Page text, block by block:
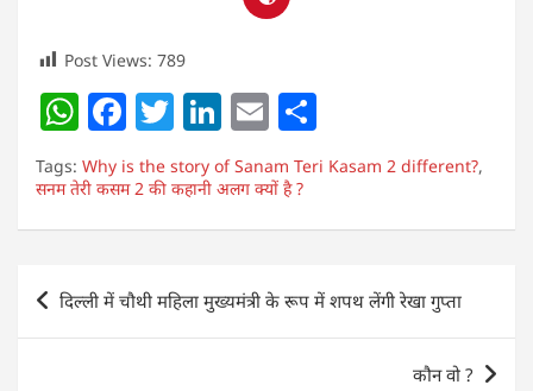
Post Views: 789
W
h
at
s
p
p
F
a
c
e
o
o
T
w
itt
er
Li
n
k
e
n
E
m
ai
l
h
ar
e
Tags: Why is the story of Sanam Teri Kasam 2 different?,
सनम तेरी कसम 2 की कहानी अलग क्यों है ?
Post
navigation
दिल्ली में चौथी महिला मुख्यमंत्री के रूप में शपथ लेंगी रेखा गुप्ता
कौन वो ?